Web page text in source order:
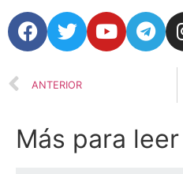
ANTERIOR
Más para leer